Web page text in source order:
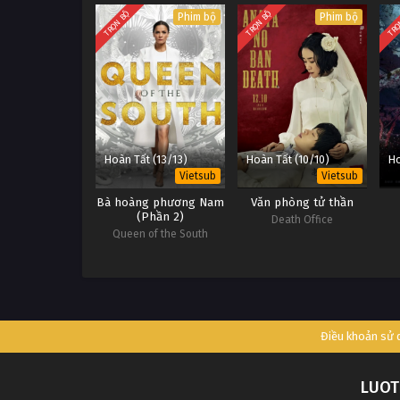
TRỌN BỘ Phim bộ
Hoàn Tất (13/13)
Vietsub
Bà hoàng phương Nam
(Phần 2)
Queen of the South
TRỌN BỘ Phim bộ
Hoàn Tất (10/10)
Vietsub
Văn phòng tử thần
Death Office
Điều khoản sử